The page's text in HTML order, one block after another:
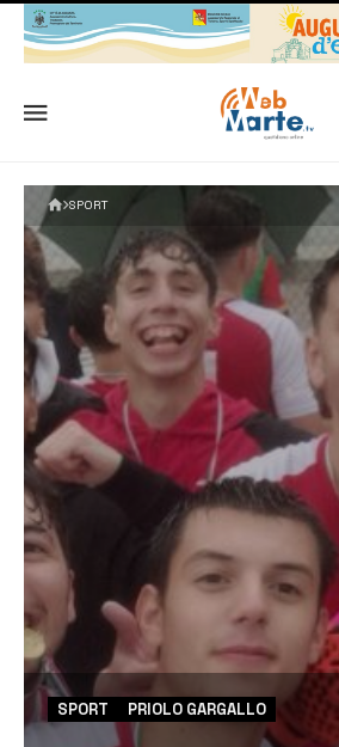
SPORT
SPORT PRIOLO GARGALLO